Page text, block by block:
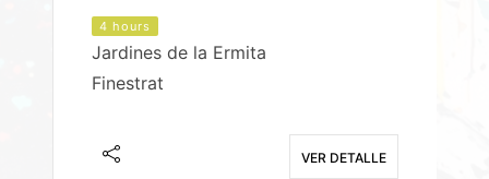
4 hours
Jardines de la Ermita
Finestrat
VER DETALLE